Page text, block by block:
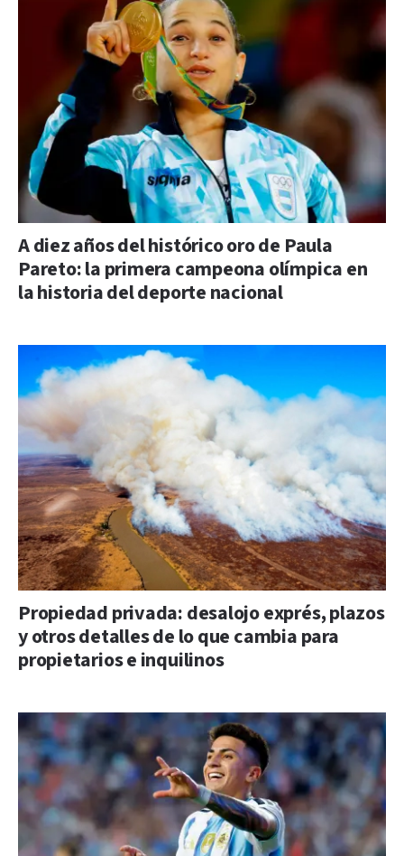
A diez años del histórico oro de Paula
Pareto: la primera campeona olímpica en
la historia del deporte nacional
Propiedad privada: desalojo exprés, plazos
y otros detalles de lo que cambia para
propietarios e inquilinos